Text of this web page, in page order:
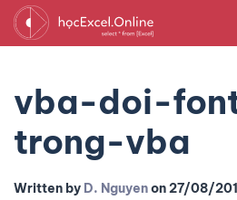
vba-doi-
trong-vba
Written by D. Nguyenon27/08/